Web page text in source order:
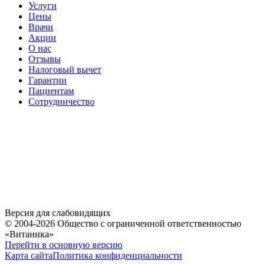
Услуги
Цены
Врачи
Акции
О нас
Отзывы
Налоговый вычет
Гарантии
Пациентам
Сотрудничество
Версия для слабовидящих
© 2004-2026 Общество с ограниченной ответственностью
«Витаника»
Перейти в основную версию
Карта сайтаПолитика конфиденциальности